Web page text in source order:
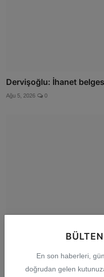
En son haberleri,
doğrudan gelen
Dervişoğlu: İhanet
Ağu 5, 2026 0
Üsküdar’da seçimi
kaz...